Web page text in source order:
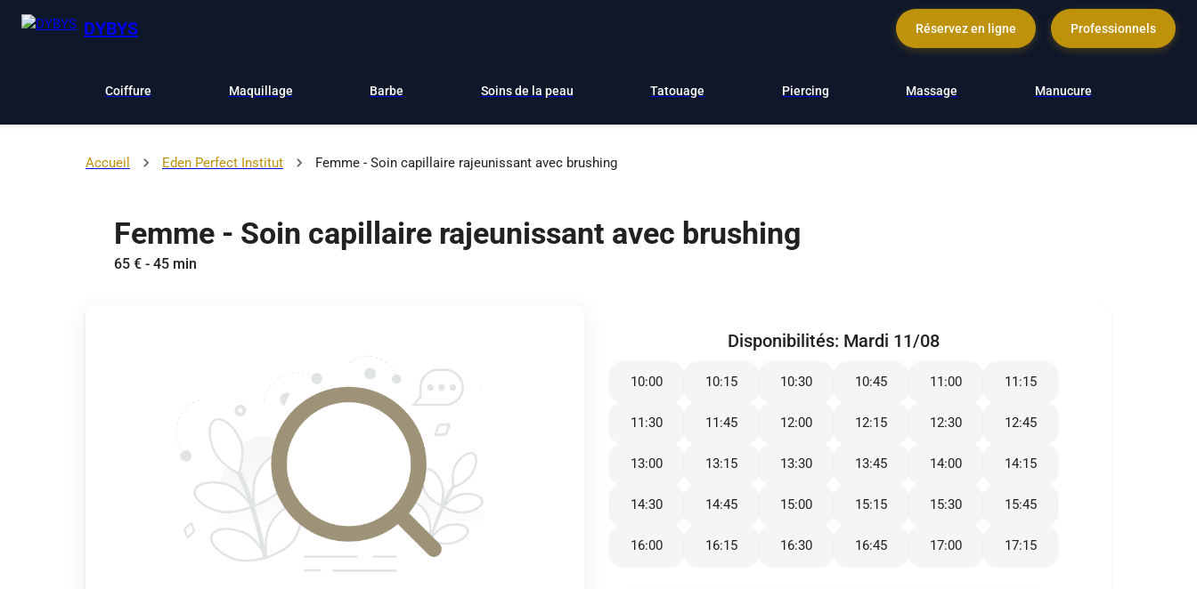
DYBYS Réservez en ligne Professionnels
Coiffure Maquillage Barbe Soins de la peau Tatouage Piercing Massage Manucure
Accueil Eden Perfect Institut Femme - Soin capillaire rajeunissant avec brushing
Femme - Soin capillaire rajeunissant avec brushing
65 € - 45 min
Disponibilités: Mardi 11/08
10:00 10:15 10:30 10:45 11:00 11:15
11:30 11:45 12:00 12:15 12:30 12:45
13:00 13:15 13:30 13:45 14:00 14:15
14:30 14:45 15:00 15:15 15:30 15:45
16:00 16:15 16:30 16:45 17:00 17:15